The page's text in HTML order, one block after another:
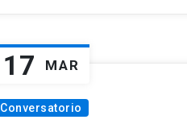
17 MAR
Conversatorio